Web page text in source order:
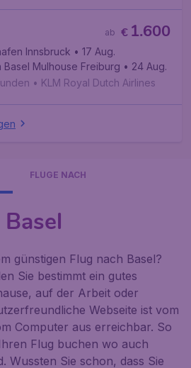
€ 1.600
ab
Innsbruck • 17 Aug.
Basel Mulhouse Freiburg • 24 Aug.
• KLM Royal Dutch Airlines
FLÜGE NACH
günstigen Flug nach Basel?
Sie bestimmt ein gutes
auf der Arbeit oder
Webseite ist vom
Computer aus erreichbar. So
Flug buchen wo auch
Wussten Sie schon, dass Sie